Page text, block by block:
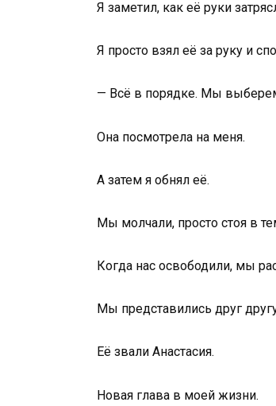
Я заметил, как её руки
Я просто взял её за руку и
— Всё в порядке. Мы
Она посмотрела на меня.
А затем я обнял её.
Мы молчали, просто стоя в
Когда нас освободили, мы
Мы представились друг
Её звали Анастасия.
Новая глава в моей жизни.